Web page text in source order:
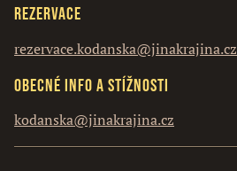
Rezervace
rezervace.kodanska@jinakrajina.cz
Obecné info a stížnosti
kodanska@jinakrajina.cz